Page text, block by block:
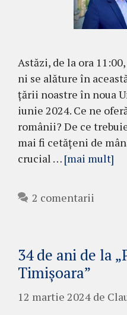
Astăzi, de la ora
ni se alăture în
țării noastre în noua
iunie 2024. Ce ne
românii? De ce
mai fi cetățeni de
crucial … [mai mult]
2 comentarii
34 de ani de la
Timișoara”
12 martie 2024 de